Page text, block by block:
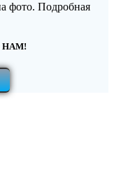
фото. Подробная
НАМ!